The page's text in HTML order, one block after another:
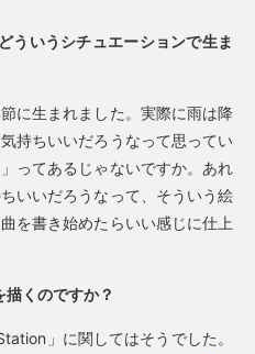
いうシチュエーションで生ま
に生まれました。実際に雨は降
持ちいいだろうなって思ってい
ってあるじゃないですか。あれ
いいだろうなって、そういう絵
を書き始めたらいい感じに仕上
くのですか？
」に関してはそうでした。